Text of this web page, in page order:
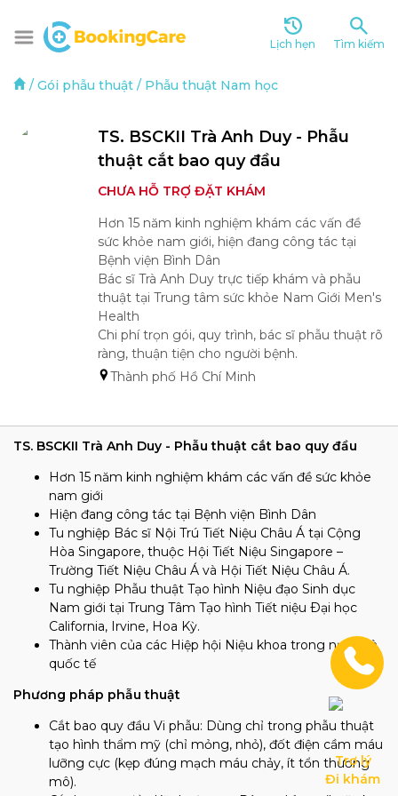
Lịch hẹn Tìm kiếm
/ Gói phẫu thuật / Phẫu thuật Nam học
TS. BSCKII Trà Anh Duy - Phẫu
thuật cắt bao quy đầu
CHƯA HỖ TRỢ ĐẶT KHÁM
Hơn 15 năm kinh nghiệm khám các vấn đề
sức khỏe nam giới, hiện đang công tác tại
Bệnh viện Bình Dân
Bác sĩ Trà Anh Duy trực tiếp khám và phẫu
thuật tại Trung tâm sức khỏe Nam Giới Men's
Health
Chi phí trọn gói, quy trình, bác sĩ phẫu thuật rõ
ràng, thuận tiện cho người bệnh.
Thành phố Hồ Chí Minh
TS. BSCKII Trà Anh Duy - Phẫu thuật cắt bao quy đầu
Hơn 15 năm kinh nghiệm khám các vấn đề sức khỏe
nam giới
Hiện đang công tác tại Bệnh viện Bình Dân
Tu nghiệp Bác sĩ Nội Trú Tiết Niệu Châu Á tại Cộng
Hòa Singapore, thuộc Hội Tiết Niệu Singapore –
Trường Tiết Niệu Châu Á và Hội Tiết Niệu Châu Á.
Tu nghiệp Phẫu thuật Tạo hình Niệu đạo Sinh dục
Nam giới tại Trung Tâm Tạo hình Tiết niệu Ðại học
California, Irvine, Hoa Kỳ.
Thành viên của các Hiệp hội Niệu khoa trong nước và
quốc tế
Phương pháp phẫu thuật
Cắt bao quy đầu Vi phẫu: Dùng chỉ trong phẫu thuật
tạo hình thẩm mỹ (chỉ mỏng, nhỏ), đốt điện cầm máu
lưỡng cực (kẹp đúng mạch máu chảy, ít tổn thương
mô).
Trợ lý
Đi khám